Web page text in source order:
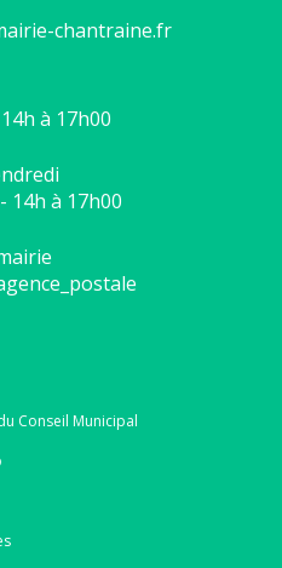
chantraine.fr
à 17h00
14h à 17h00
Conseil Municipal